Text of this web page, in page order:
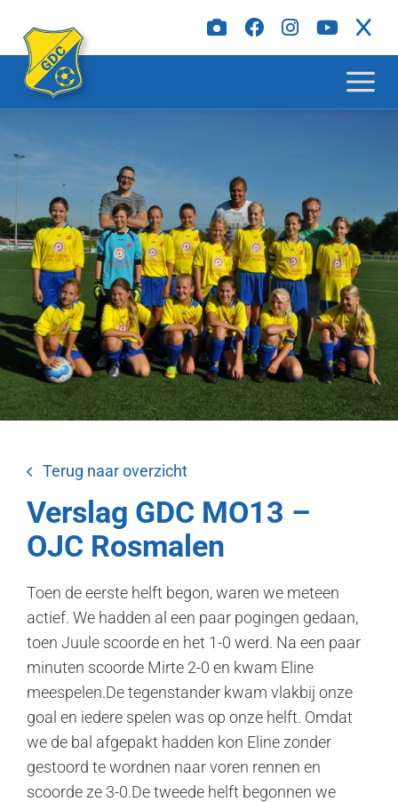
Terug naar overzicht
Verslag GDC MO13 –
OJC Rosmalen
Toen de eerste helft begon, waren we meteen
actief. We hadden al een paar pogingen gedaan,
toen Juule scoorde en het 1-0 werd. Na een paar
minuten scoorde Mirte 2-0 en kwam Eline
meespelen.De tegenstander kwam vlakbij onze
goal en iedere spelen was op onze helft. Omdat
we de bal afgepakt hadden kon Eline zonder
gestoord te wordnen naar voren rennen en
scoorde ze 3-0.De tweede helft begonnen we